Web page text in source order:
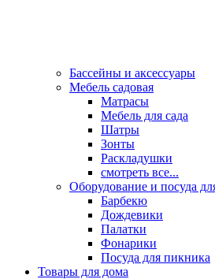
Бассейны и аксессуары
Мебель садовая
Матрасы
Мебель для сада
Шатры
Зонты
Раскладушки
смотреть все...
Оборудование и посуда
Барбекю
Дождевики
Палатки
Фонарики
Посуда для пикника
Товары для дома